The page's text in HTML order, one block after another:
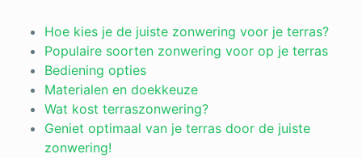
Log in
Hoe kies je de juiste zonwering voor je terras?
Populaire soorten zonwering voor op je terras
Bediening opties
Materialen en doekkeuze
Wat kost terraszonwering?
Geniet optimaal van je terras door de juiste
zonwering!